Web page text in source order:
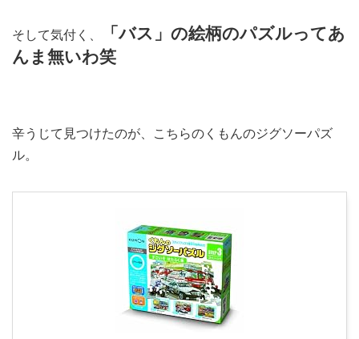
そして気付く、 「バス」の絵柄のパズルってあ
んま無いわ笑
辛うじて見つけたのが、こちらのくもんのジグソーパズ
ル。